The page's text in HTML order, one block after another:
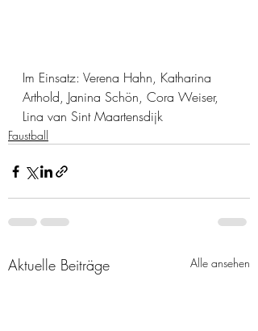
Im Einsatz: Verena Hahn, Katharina
Arthold, Janina Schön, Cora Weiser,
Lina van Sint Maartensdijk
Faustball
Aktuelle Beiträge Alle ansehen